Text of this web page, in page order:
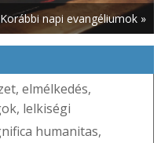
Korábbi napi evangéliumok »
, elmélkedés,
, lelkiségi
humanitas,